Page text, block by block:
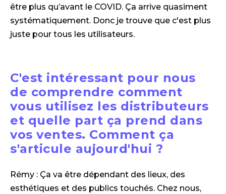
être plus qu’avant le COVID. Ça arrive quasiment
systématiquement. Donc je trouve que c'est plus
juste pour tous les utilisateurs.
C'est intéressant pour nous
de comprendre comment
vous utilisez les distributeurs
et quelle part ça prend dans
vos ventes. Comment ça
s'articule aujourd'hui ?
Rémy : Ça va être dépendant des lieux, des
esthétiques et des publics touchés. Chez nous,